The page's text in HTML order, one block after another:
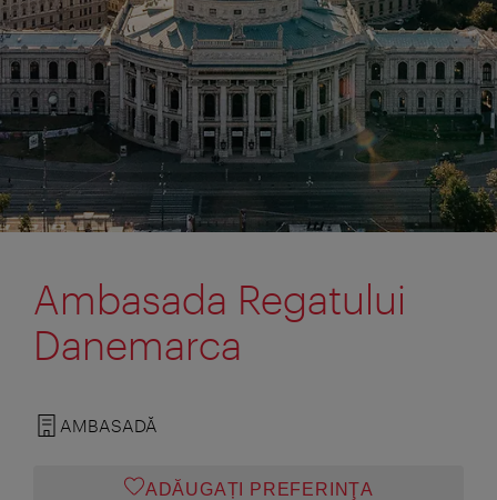
Ambasada Regatului
Danemarca
AMBASADĂ
ADĂUGAȚI PREFERINŢA